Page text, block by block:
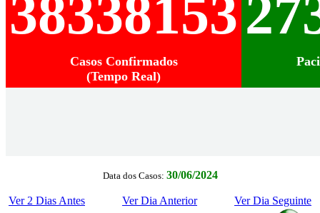
38338153
Casos Confirmados
(Tempo Real)
Data dos Casos: 30/06/2024
Ver 2 Dias Antes Ver Dia Anterior Ver Dia Seguinte